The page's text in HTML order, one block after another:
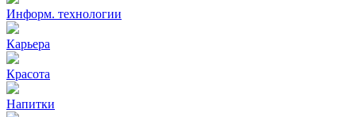
Информ. технологии
Карьера
Красота
Напитки